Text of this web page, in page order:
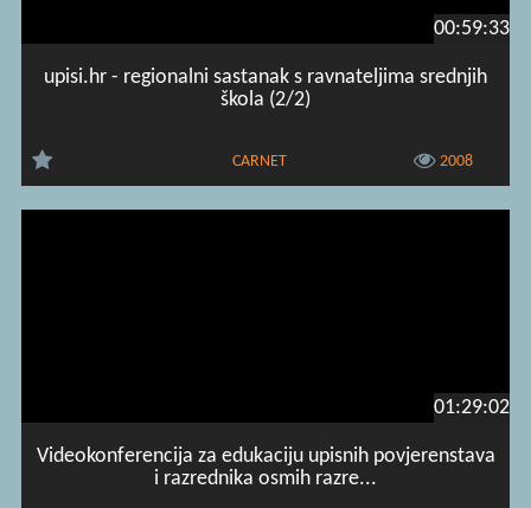
00:59:33
upisi.hr - regionalni sastanak s ravnateljima srednjih
škola (2/2)
CARNET 2008
01:29:02
Videokonferencija za edukaciju upisnih povjerenstava
i razrednika osmih razre...